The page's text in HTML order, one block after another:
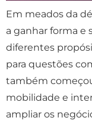
Em meados da
a ganhar forma e
diferentes
para questões
também
mobilidade e
ampliar os